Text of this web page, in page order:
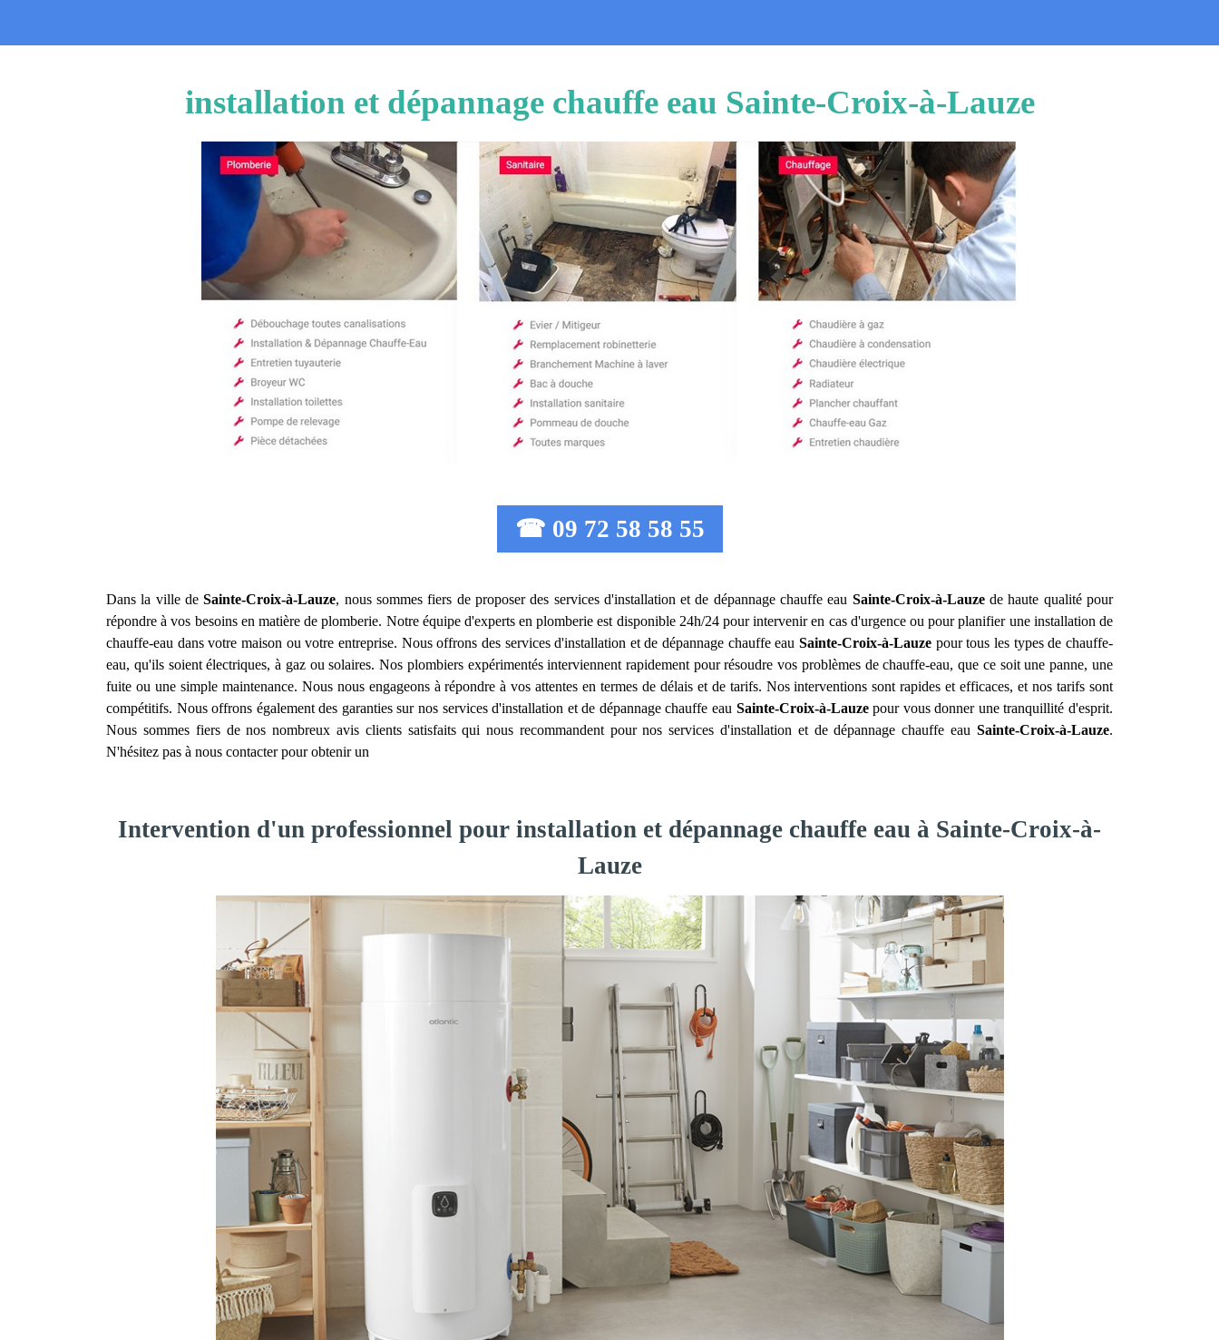
installation et dépannage chauffe eau Sainte-Croix-à-Lauze
☎ 09 72 58 58 55
Dans la ville deSainte-Croix-à-Lauze, nous sommes fiers de proposer des services d'installation et de dépannage chauffe eau Sainte-Croix-à-Lauzede haute qualité pour
répondre à vos besoins en matière de plomberie. Notre équipe d'experts en plomberie est disponible 24h/24 pour intervenir en cas d'urgence ou pour planifier une installation de
chauffe-eau dans votre maison ou votre entreprise. Nous offrons des services d'installation et de dépannage chauffe eauSainte-Croix-à-Lauze pour tous les types de chauffe-
eau, qu'ils soient électriques, à gaz ou solaires. Nos plombiers expérimentés interviennent rapidement pour résoudre vos problèmes de chauffe-eau, que ce soit une panne, une
fuite ou une simple maintenance. Nous nous engageons à répondre à vos attentes en termes de délais et de tarifs. Nos interventions sont rapides et efficaces, et nos tarifs sont
compétitifs. Nous offrons également des garanties sur nos services d'installation et de dépannage chauffe eau Sainte-Croix-à-Lauzepour vous donner une tranquillité d'esprit.
Nous sommes fiers de nos nombreux avis clients satisfaits qui nous recommandent pour nos services d'installation et de dépannage chauffe eau Sainte-Croix-à-Lauze.
N'hésitez pas à nous contacter pour obtenir un
Intervention d'un professionnel pour installation et dépannage chauffe eau à Sainte-Croix-à-
Lauze